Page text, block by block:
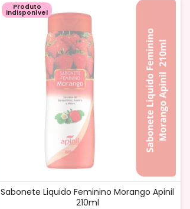
Produto
indisponível
Sabonete Liquido Feminino Morango Apinil
210ml